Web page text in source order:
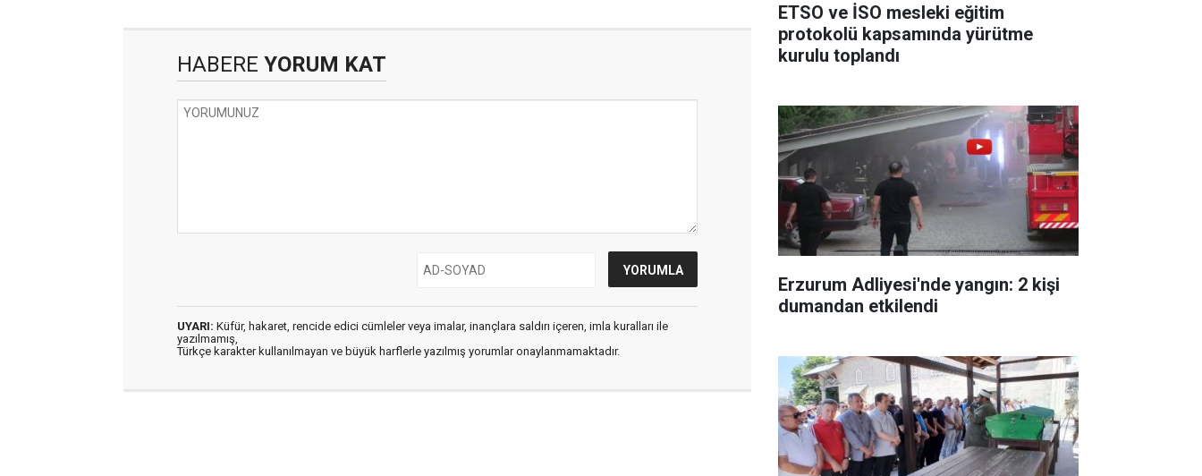
HABERE YORUM KAT
UYARI: Küfür, hakaret, rencide edici cümleler veya imalar, inançlara saldırı içeren, imla kuralları ile
yazılmamış,
Türkçe karakter kullanılmayan ve büyük harflerle yazılmış yorumlar onaylanmamaktadır.
ETSO ve İSO mesleki eğitim
protokolü kapsamında yürütme
kurulu toplandı
Erzurum Adliyesi'nde yangın: 2 kişi
dumandan etkilendi